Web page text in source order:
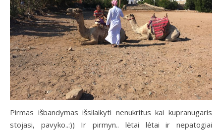
Pirmas išbandymas išsilaikyti nenukritus kai kupranugaris
stojasi, pavyko..:)) Ir pirmyn.. lėtai lėtai ir nepatogiai